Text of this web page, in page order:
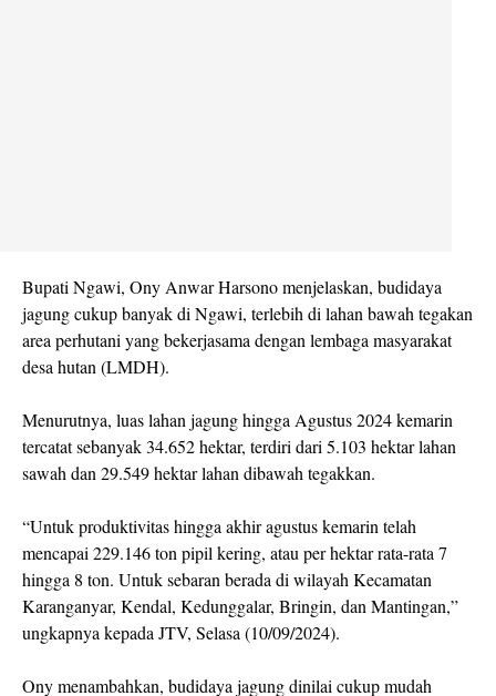
Bupati Ngawi, Ony Anwar Harsono menjelaskan, budidaya
jagung cukup banyak di Ngawi, terlebih di lahan bawah tegakan
area perhutani yang bekerjasama dengan lembaga masyarakat
desa hutan (LMDH).
Menurutnya, luas lahan jagung hingga Agustus 2024 kemarin
tercatat sebanyak 34.652 hektar, terdiri dari 5.103 hektar lahan
sawah dan 29.549 hektar lahan dibawah tegakkan.
“Untuk produktivitas hingga akhir agustus kemarin telah
mencapai 229.146 ton pipil kering, atau per hektar rata-rata 7
hingga 8 ton. Untuk sebaran berada di wilayah Kecamatan
Karanganyar, Kendal, Kedunggalar, Bringin, dan Mantingan,”
ungkapnya kepada JTV, Selasa (10/09/2024).
Ony menambahkan, budidaya jagung dinilai cukup mudah